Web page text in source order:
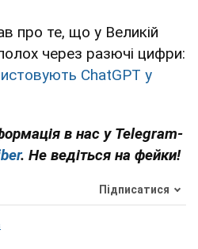
про те, що у Великій
через разючі цифри:
ChatGPT у
в нас у Telegram-
. Не ведіться на фейки!
Підписатися